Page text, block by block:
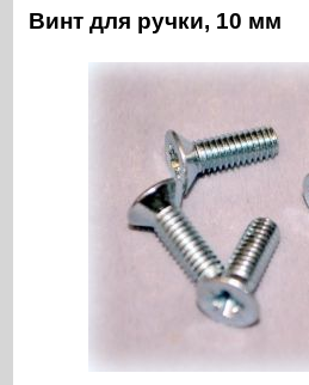
Винт для ручки, 10 мм